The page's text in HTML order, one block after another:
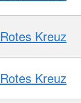
Kreuz
Kreuz